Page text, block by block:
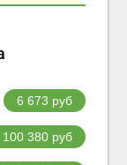
6 673 руб
100 380руб